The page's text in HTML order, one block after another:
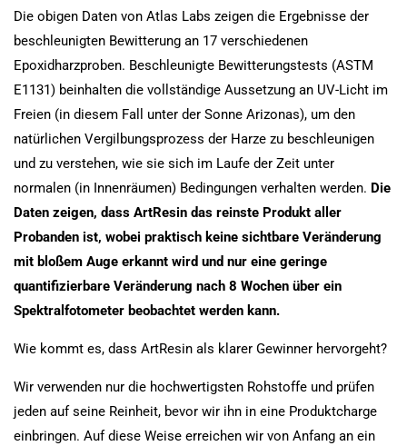
Die obigen Daten von Atlas Labs zeigen die Ergebnisse der
beschleunigten Bewitterung an 17 verschiedenen
Epoxidharzproben. Beschleunigte Bewitterungstests (ASTM
E1131) beinhalten die vollständige Aussetzung an UV-Licht im
Freien (in diesem Fall unter der Sonne Arizonas), um den
natürlichen Vergilbungsprozess der Harze zu beschleunigen
und zu verstehen, wie sie sich im Laufe der Zeit unter
normalen (in Innenräumen) Bedingungen verhalten werden. Die
Daten zeigen, dass ArtResin das reinste Produkt aller
Probanden ist, wobei praktisch keine sichtbare Veränderung
mit bloßem Auge erkannt wird und nur eine geringe
quantifizierbare Veränderung nach 8 Wochen über ein
Spektralfotometer beobachtet werden kann.
Wie kommt es, dass ArtResin als klarer Gewinner hervorgeht?
Wir verwenden nur die hochwertigsten Rohstoffe und prüfen
jeden auf seine Reinheit, bevor wir ihn in eine Produktcharge
einbringen. Auf diese Weise erreichen wir von Anfang an ein